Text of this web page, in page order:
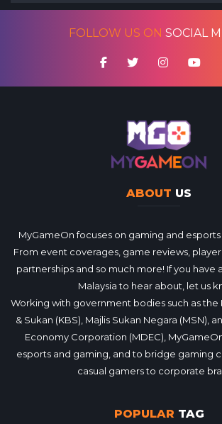
FOLLOW US ON SOCIAL
ABOUT US
MyGameOn focuses on gaming and esports
From event coverages, game reviews,
partnerships and so much more! If you have
Malaysia to hear about, let us
Working with government bodies such as
& Sukan (KBS), Majlis Sukan Negara (MSN),
Economy Corporation (MDEC),
esports and gaming, and to bridge gaming
casual gamers to corporate
POPULAR TAG